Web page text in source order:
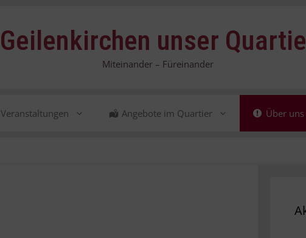
Geilenkirchen unser
Miteinander – Füreinander
Veranstaltungen Angebote im Quartier Über uns